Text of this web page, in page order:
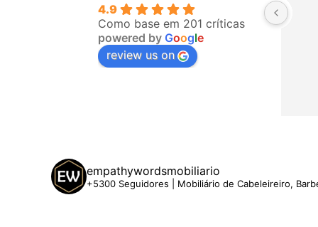
4.9
Como base em 201 críticas
powered by Google
review us on
empathywordsmobiliario
+5300 Seguidores | Mobiliário de Cabeleireiro,